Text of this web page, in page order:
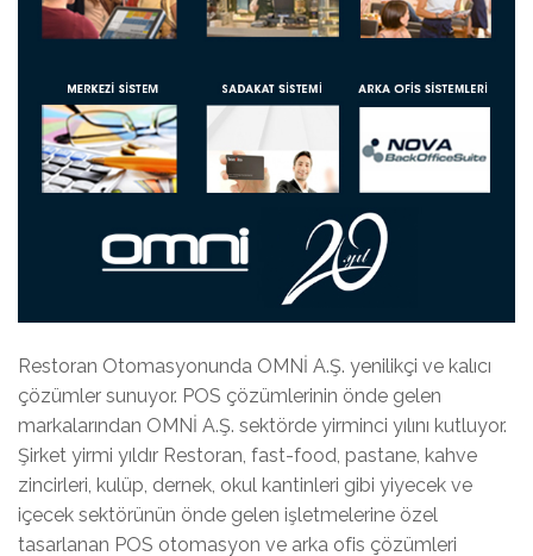
Restoran Otomasyonunda OMNİ A.Ş. yenilikçi ve kalıcı
çözümler sunuyor. POS çözümlerinin önde gelen
markalarından OMNİ A.Ş. sektörde yirminci yılını kutluyor.
Şirket yirmi yıldır Restoran, fast-food, pastane, kahve
zincirleri, kulüp, dernek, okul kantinleri gibi yiyecek ve
içecek sektörünün önde gelen işletmelerine özel
tasarlanan POS otomasyon ve arka ofis çözümleri